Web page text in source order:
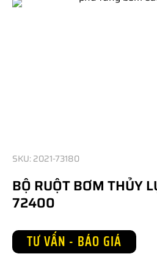
SKU: 2021-73180
BỘ RUỘT BƠM THỦY
72400
TƯ VẤN - BÁO GIÁ